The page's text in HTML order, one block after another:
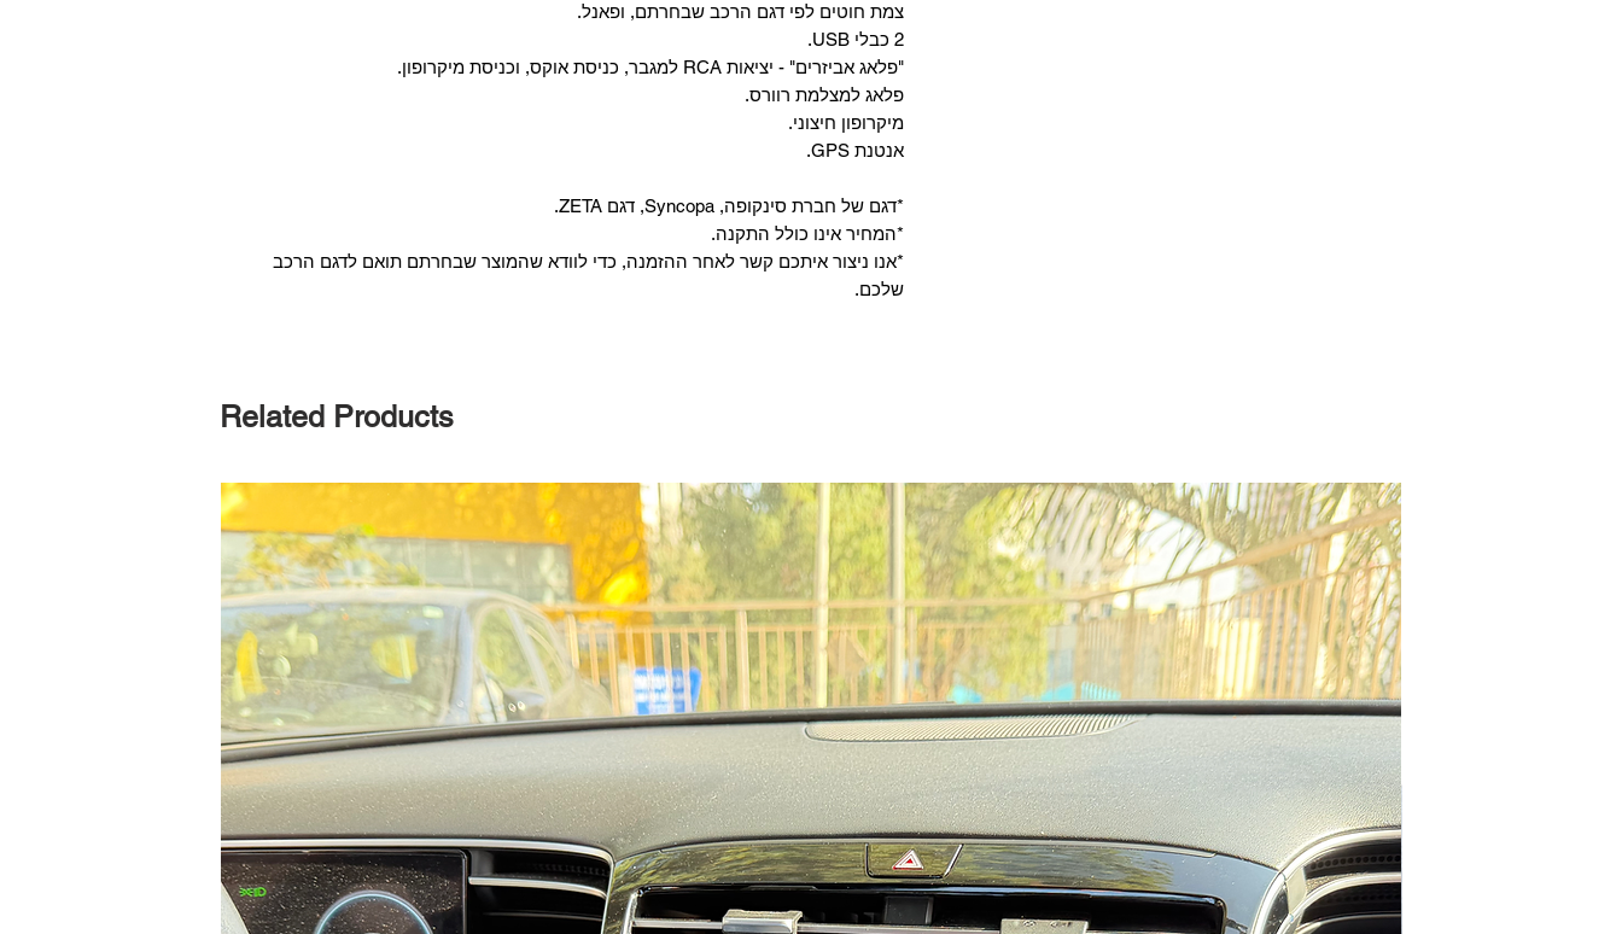
צמת חוטים לפי דגם הרכב שבחרתם, ופאנל.
2 כבלי USB.
"פלאג אביזרים" - יציאות RCA למגבר, כניסת אוקס, וכניסת מיקרופון.
פלאג למצלמת רוורס.
מיקרופון חיצוני.
אנטנת GPS.
*דגם של חברת סינקופה, Syncopa, דגם ZETA.
*המחיר אינו כולל התקנה.
*אנו ניצור איתכם קשר לאחר ההזמנה, כדי לוודא שהמוצר שבחרתם תואם לדגם הרכב
שלכם.
Related Products